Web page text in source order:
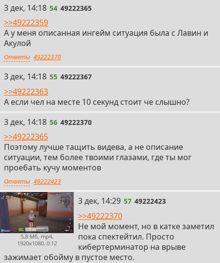
54
3 дек, 14:18 54 49222365
>>49222359
А у меня описанная ингейм ситуация была с Лавин и
Акулой
Ответы 49222370
55
3 дек, 14:18 55 49222367
>>49222363
А если чел на месте 10 секунд стоит че слышно?
56
3 дек, 14:18 56 49222370
>>49222365
Поэтому лучше тащить видева, а не описание
ситуации, тем более твоими глазами, где ты мог
проебать кучу моментов
Ответы 49222423
5,8 Мб, mp4,
1920x1080, 0:12
57
3 дек, 14:29 57 49222423
>>49222370
Не мой момент, но в катке заметил
пока спектейтил. Просто
кибертерминатор на врыве
зажимает обойму в пустое место.